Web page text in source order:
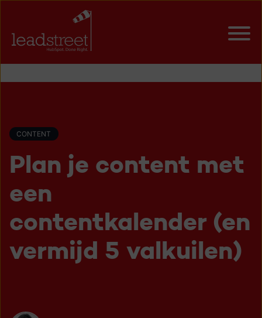
CONTENT
Plan je content met
een
contentkalender (en
vermijd 5 valkuilen)